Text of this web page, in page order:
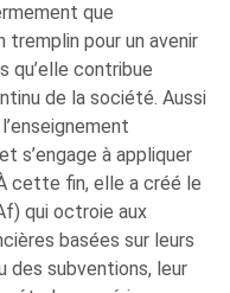
que
tremplin pour un avenir
qu’elle contribue
de la société. Aussi
s’engage à appliquer
cette fin, elle a créé le
qui octroie aux
basées sur leurs
des subventions, leur